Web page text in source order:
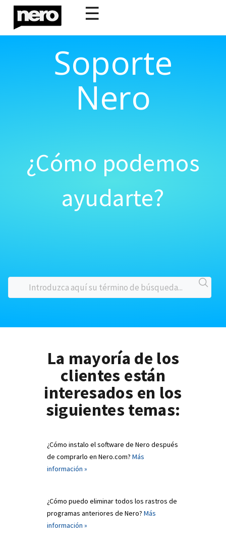
☰
Soporte
Nero
¿Cómo podemos
ayudarte?
La mayoría de los
clientes están
interesados en los
siguientes temas:
¿Cómo instalo el software de Nero después
de comprarlo en Nero.com? Más
información »
¿Cómo puedo eliminar todos los rastros de
programas anteriores de Nero? Más
información »